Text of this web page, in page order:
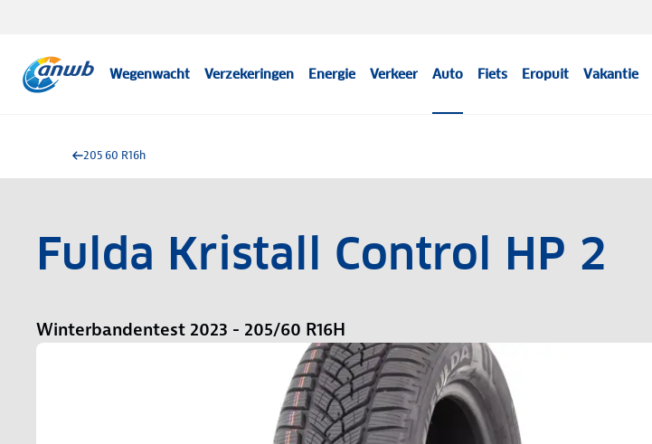
Wegenwacht Verzekeringen Energie Verkeer Auto Fiets Eropuit Vakantie
205 60 R16h
Fulda Kristall Control HP 2
Winterbandentest 2023 - 205/60 R16H